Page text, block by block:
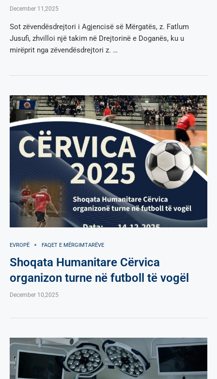
December 11,2025
Sot zëvendësdrejtori i Agjencisë së Mërgatës, z. Fatlum
Jusufi, zhvilloi një takim në Drejtorinë e Doganës, ku u
mirëprit nga zëvendësdrejtori z. …
EVROPË FAQET E MËRGIMTARËVE
Shoqata Humanitare Cërvica
organizon turne në futboll të vogël
December 10,2025